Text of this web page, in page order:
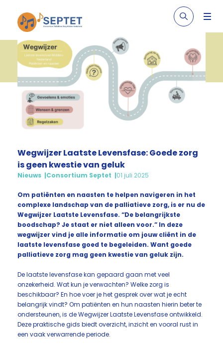
Wegwijzer Laatste Levensfase: Goede zorg
is geen kwestie van geluk
Nieuws Consortium Septet 01 juli 2025
Om patiënten en naasten te helpen navigeren in het
complexe landschap van de palliatieve zorg, is er nu de
Wegwijzer Laatste Levensfase. “De belangrijkste
boodschap? Je staat er niet alleen voor.” In deze
wegwijzer vind je alle informatie om jouw cliënt in de
laatste levensfase goed te begeleiden. Want goede
palliatieve zorg mag geen kwestie van geluk zijn.
De laatste levensfase kan gepaard gaan met veel
onzekerheid. Wat kun je verwachten? Welke zorg is
beschikbaar? En hoe voer je het gesprek over wat je echt
belangrijk vindt? Om patiënten en hun naasten hierin beter te
ondersteunen, is de Wegwijzer Laatste Levensfase ontwikkeld.
Deze praktische gids biedt overzicht, inzicht en vooral rust in
een vaak verwarrende periode.